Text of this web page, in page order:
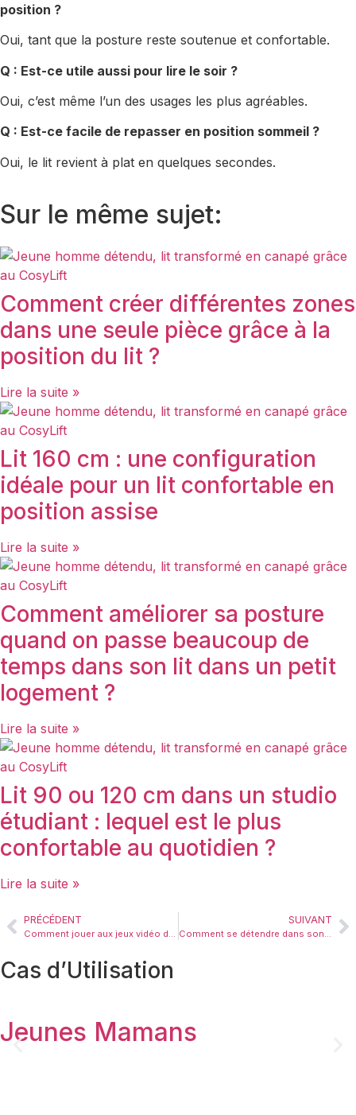
position ?
Oui, tant que la posture reste soutenue et confortable.
Q : Est-ce utile aussi pour lire le soir ?
Oui, c’est même l’un des usages les plus agréables.
Q : Est-ce facile de repasser en position sommeil ?
Oui, le lit revient à plat en quelques secondes.
Sur le même sujet:
Comment créer différentes zones
dans une seule pièce grâce à la
position du lit ?
Lire la suite »
Lit 160 cm : une configuration
idéale pour un lit confortable en
position assise
Lire la suite »
Comment améliorer sa posture
quand on passe beaucoup de
temps dans son lit dans un petit
logement ?
Lire la suite »
Lit 90 ou 120 cm dans un studio
étudiant : lequel est le plus
confortable au quotidien ?
Lire la suite »
PRÉCÉDENT
Comment jouer aux jeux vidéo dans son lit sans glisser ni avoir mal au dos ?
SUIVANT
Comment se détendre dans son lit en journée sans s’endormir dans un petit appartement ?
Cas d’Utilisation​
Jeunes Mamans